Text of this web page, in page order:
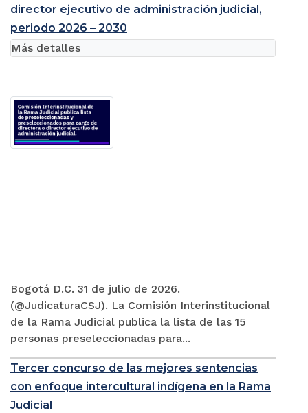
director ejecutivo de administración judicial,
periodo 2026 – 2030
Bogotá D.C. 31 de julio de 2026.
(@JudicaturaCSJ). La Comisión Interinstitucional
de la Rama Judicial publica la lista de las 15
personas preseleccionadas para...
Más detalles
Tercer concurso de las mejores sentencias
con enfoque intercultural indígena en la Rama
Judicial